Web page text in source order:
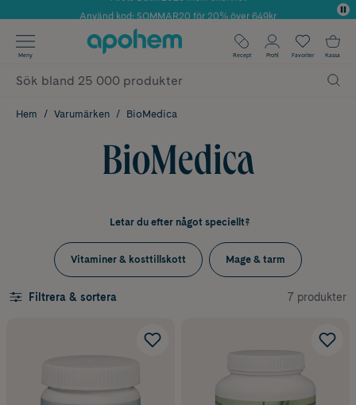
Årets Butik 2025 inom Skönhet
Använd kod: SOMMAR20 för 20% över 649kr
✓ Fri frakt
✓ Poäng på alla köp*
Meny Recept Profil Favoriter Kassa
Hem Varumärken BioMedica
BioMedica
Letar du efter något speciellt?
Vitaminer & kosttillskott Mage & tarm
Filtrera & sortera 7 produkter